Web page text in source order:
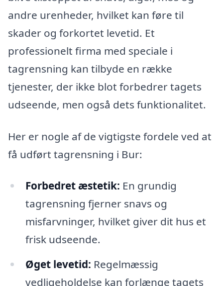
andre urenheder, hvilket kan føre til
skader og forkortet levetid. Et
professionelt firma med speciale i
tagrensning kan tilbyde en række
tjenester, der ikke blot forbedrer tagets
udseende, men også dets funktionalitet.
Her er nogle af de vigtigste fordele ved at
få udført tagrensning i Bur:
Forbedret æstetik: En grundig
tagrensning fjerner snavs og
misfarvninger, hvilket giver dit hus et
frisk udseende.
Øget levetid: Regelmæssig
vedligeholdelse kan forlænge tagets